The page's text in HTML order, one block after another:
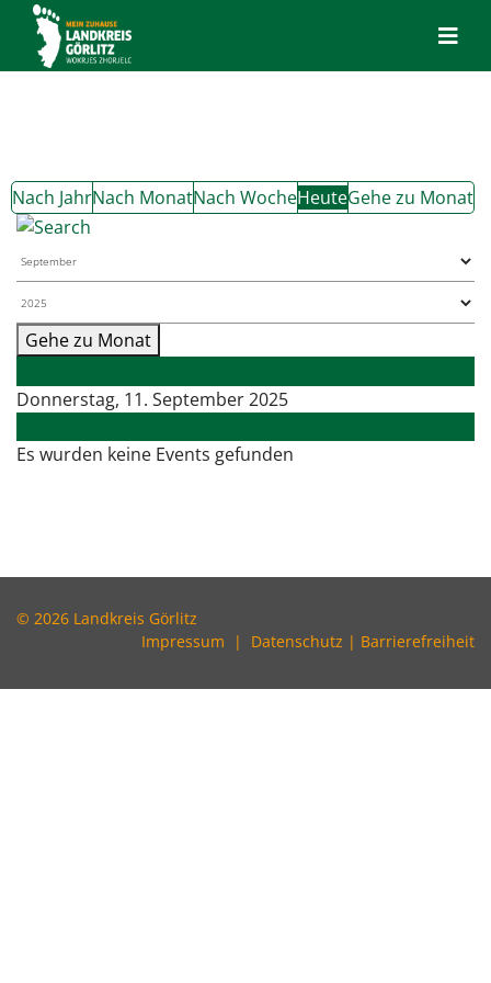
Nach JahrNach MonatNach WocheHeuteGehe zu Monat
Gehe zu Monat
Donnerstag, 11. September 2025
Es wurden keine Events gefunden
© 2026 Landkreis Görlitz
Impressum | Datenschutz | Barrierefreiheit